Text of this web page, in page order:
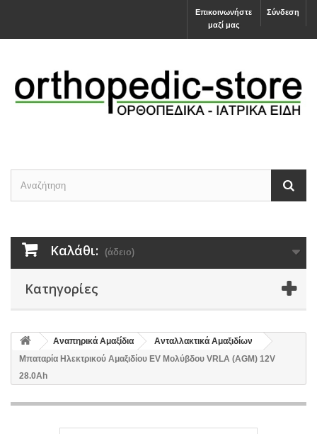
Σύνδεση
Επικοινωνήστε
μαζί μας
Καλάθι: (άδειο)
Κατηγορίες
Αναπηρικά Αμαξίδια
Ανταλλακτικά Αμαξιδίων
Μπαταρία Ηλεκτρικού Αμαξιδίου EV Μολύβδου VRLA (AGM) 12V
28.0Ah